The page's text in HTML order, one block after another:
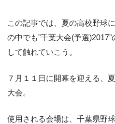
この記事では、夏の高校野球
の中でも”千葉大会(予選
して触れていこう。
７月１１日に開幕を迎える、
大会。
使用される会場は、千葉県野